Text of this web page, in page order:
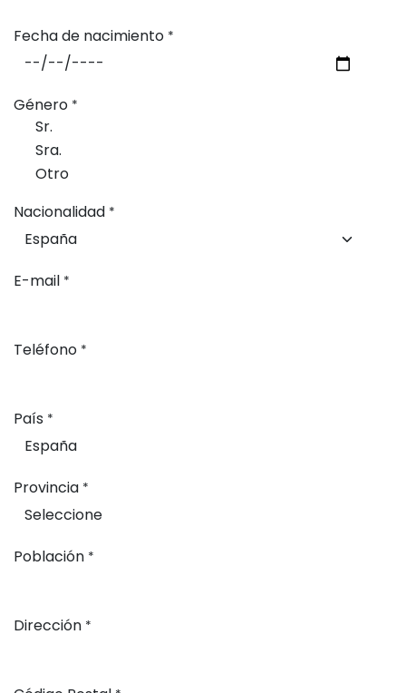
Fecha de nacimiento *
Género *
Sr.
Sra.
Otro
Nacionalidad *
E-mail *
Teléfono *
País *
Provincia *
Población *
Dirección *